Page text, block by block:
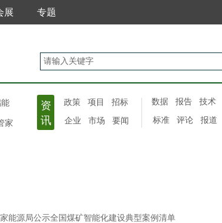
展 专题
政策 项目 招标
标准
评论 报道
家
数据 报告 技术
资
讯
企业 市场 要闻
能源局公示全国煤矿智能化建设典型案例清单